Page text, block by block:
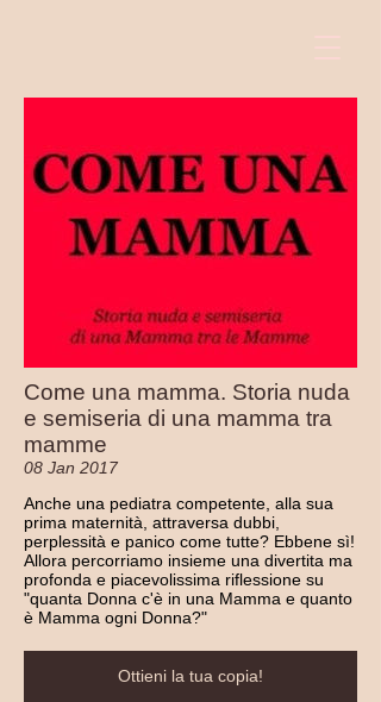
Come una mamma. Storia nuda
e semiseria di una mamma tra
mamme
08 Jan 2017
Anche una pediatra competente, alla sua
prima maternità, attraversa dubbi,
perplessità e panico come tutte? Ebbene sì!
Allora percorriamo insieme una divertita ma
profonda e piacevolissima riflessione su
"quanta Donna c'è in una Mamma e quanto
è Mamma ogni Donna?"
Ottieni la tua copia!